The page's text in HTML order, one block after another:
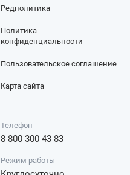
Редполитика
Политика
конфиденциальности
Пользовательское соглашение
Карта сайта
Телефон
8 800 300 43 83
Режим работы